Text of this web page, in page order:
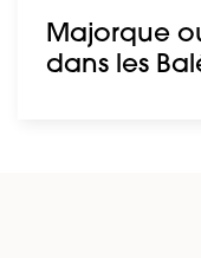
Majorque
dans les